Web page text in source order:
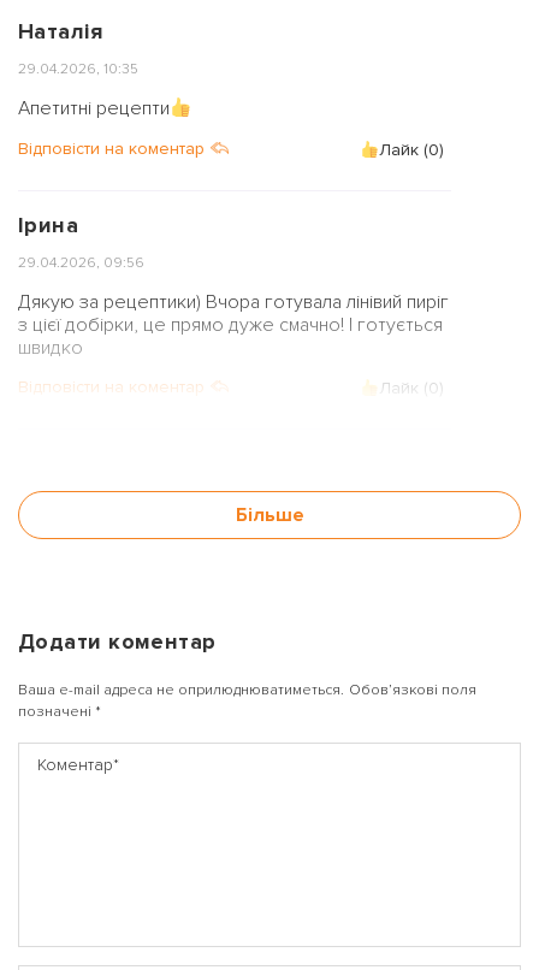
Більше
Наталія
29.04.2026, 10:35
Апетитні рецепти
Лайк (0)
Відповісти на коментар
Ірина
29.04.2026, 09:56
Дякую за рецептики) Вчора готувала лінівий пиріг
з цієї добірки, це прямо дуже смачно! І готується
швидко
Лайк (0)
Відповісти на коментар
Додати коментар
Ваша e-mail адреса не оприлюднюватиметься. Обов’язкові поля
позначені *